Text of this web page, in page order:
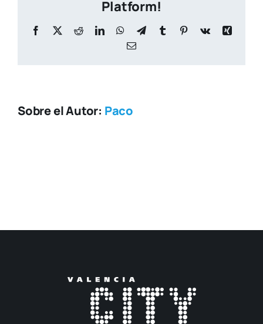
Platform!
Facebook
X RedditLinkedInWhatsApp
TelegramTumblr Pinterest
Vk
Xing
Correo
Sobre el Autor: Paco